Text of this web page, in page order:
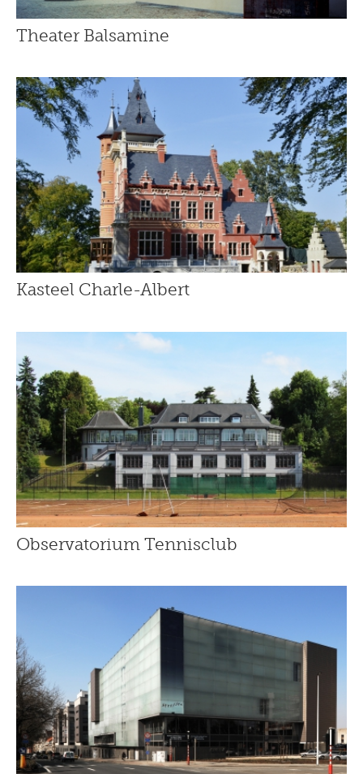
Theater Balsamine
Kasteel Charle-Albert
Observatorium Tennisclub